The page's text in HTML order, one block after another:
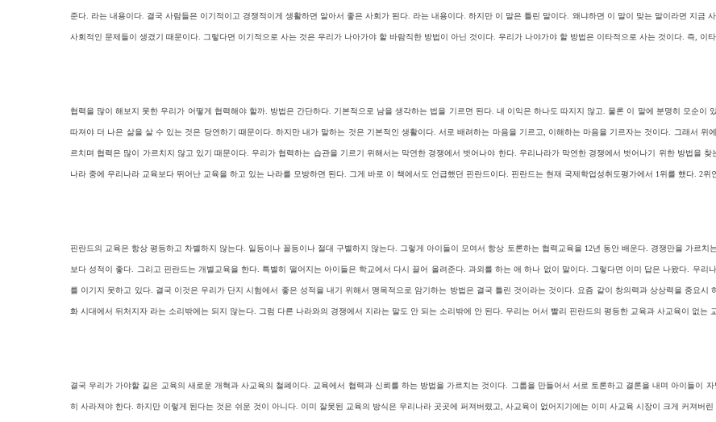
준다. 라는 내용이다. 결국 사람들은 이기적이고 경쟁적이게 생활하면 알아서 좋은 사회가 된다. 라는 내용이다. 하지만 이 말은 틀린 말이다. 왜냐하면 이 말이 맞는 말이라면 지금
사회적인 문제들이 생겼기 때문이다. 그렇다면 이기적으로 사는 것은 우리가 나아가야 할 바람직한 방법이 아닌 것이다. 우리가 나야가야 할 방법은 이타적으로 사는 것이다. 즉, 이
협력을 많이 해보지 못한 우리가 어떻게 협력해야 할까. 방법은 간단하다. 기본적으로 남을 생각하는 법을 기르면 된다. 내 이익은 하나도 따지지 않고. 물론 이 말에 분명히 모순이
따져야 더 나은 삶을 살 수 있는 것은 당연하기 때문이다. 하지만 내가 말하는 것은 기본적인 생활이다. 서로 배려하는 마음을 기르고, 이해하는 마음을 기르자는 것이다. 그래서
르치며 협력은 많이 가르치지 않고 있기 때문이다. 우리가 협력하는 습관을 기르기 위해서는 막연한 경쟁에서 벗어나야 한다. 우리나라가 막연한 경쟁에서 벗어나기 위한 방법을
나라 중에 우리나라 교육보다 뛰어난 교육을 하고 있는 나라를 모방하면 된다. 그게 바로 이 책에서도 언급했던 핀란드이다. 핀란드는 현재 국제학업성취도평가에서 1위를 했다. 2
핀란드의 교육은 항상 평등하고 차별하지 않는다. 일등이나 꼴등이나 절대 구별하지 않는다. 그렇게 아이들이 모여서 항상 토론하는 협력교육을 12년 동안 배운다. 경쟁만을 가르
보다 성적이 좋다. 그리고 핀란드는 개별교육을 한다. 특별히 떨어지는 아이들은 학교에서 다시 끌어 올려준다. 과외를 하는 애 하나 없이 말이다. 그렇다면 이미 답은 나왔다. 우
를 이기지 못하고 있다. 결국 이것은 우리가 단지 시험에서 좋은 성적을 내기 위해서 맹목적으로 암기하는 방법은 결국 틀린 것이라는 것이다. 요즘 같이 창의력과 상상력을 중요
화 시대에서 뒤처지자 라는 소리밖에는 되지 않는다. 그럼 다른 나라와의 경쟁에서 지라는 말도 안 되는 소리밖에 안 된다. 우리는 어서 빨리 핀란드의 평등한 교육과 사교육이 없는
결국 우리가 가야할 길은 교육의 새로운 개혁과 사교육의 철폐이다. 교육에서 협력과 신뢰를 하는 방법을 가르치는 것이다. 그룹을 만들어서 서로 토론하고 결론을 내며 아이들이
히 사라져야 한다. 하지만 이렇게 된다는 것은 쉬운 것이 아니다. 이미 잘못된 교육의 방식은 우리나라 곳곳에 퍼져버렸고, 사교육이 없어지기에는 이미 사교육 시장이 크게 커져버